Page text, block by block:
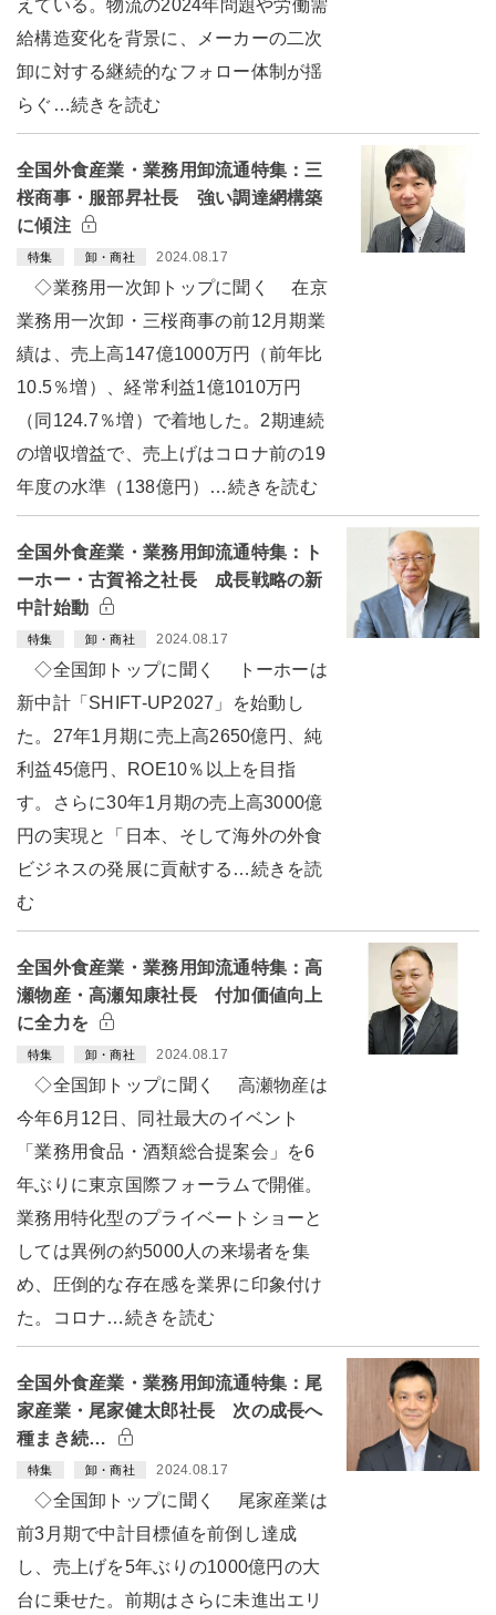
えている。物流の2024年問題や労働需
給構造変化を背景に、メーカーの二次
卸に対する継続的なフォロー体制が揺
らぐ…続きを読む
全国外食産業・業務用卸流通特集：三
桜商事・服部昇社長 強い調達網構築
に傾注
特集 卸・商社 2024.08.17
◇業務用一次卸トップに聞く 在京
業務用一次卸・三桜商事の前12月期業
績は、売上高147億1000万円（前年比
10.5％増）、経常利益1億1010万円
（同124.7％増）で着地した。2期連続
の増収増益で、売上げはコロナ前の19
年度の水準（138億円）…続きを読む
全国外食産業・業務用卸流通特集：ト
ーホー・古賀裕之社長 成長戦略の新
中計始動
特集 卸・商社 2024.08.17
◇全国卸トップに聞く トーホーは
新中計「SHIFT-UP2027」を始動し
た。27年1月期に売上高2650億円、純
利益45億円、ROE10％以上を目指
す。さらに30年1月期の売上高3000億
円の実現と「日本、そして海外の外食
ビジネスの発展に貢献する…続きを読
む
全国外食産業・業務用卸流通特集：高
瀬物産・高瀬知康社長 付加価値向上
に全力を
特集 卸・商社 2024.08.17
◇全国卸トップに聞く 高瀬物産は
今年6月12日、同社最大のイベント
「業務用食品・酒類総合提案会」を6
年ぶりに東京国際フォーラムで開催。
業務用特化型のプライベートショーと
しては異例の約5000人の来場者を集
め、圧倒的な存在感を業界に印象付け
た。コロナ…続きを読む
全国外食産業・業務用卸流通特集：尾
家産業・尾家健太郎社長 次の成長へ
種まき続…
特集 卸・商社 2024.08.17
◇全国卸トップに聞く 尾家産業は
前3月期で中計目標値を前倒し達成
し、売上げを5年ぶりの1000億円の大
台に乗せた。前期はさらに未進出エリ